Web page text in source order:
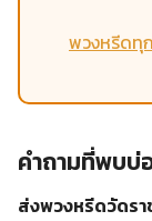
พวงหรีดทุ
คำถามที่พบบ่
ส่งพวงหรีดวัดรา